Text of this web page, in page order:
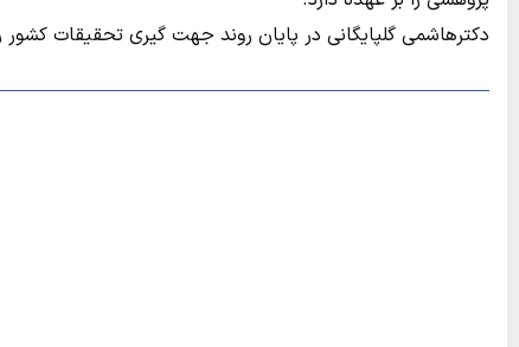
دکترهاشمی گلپایگانی در پایان روند جهت گیری تحقیقات کشور را در